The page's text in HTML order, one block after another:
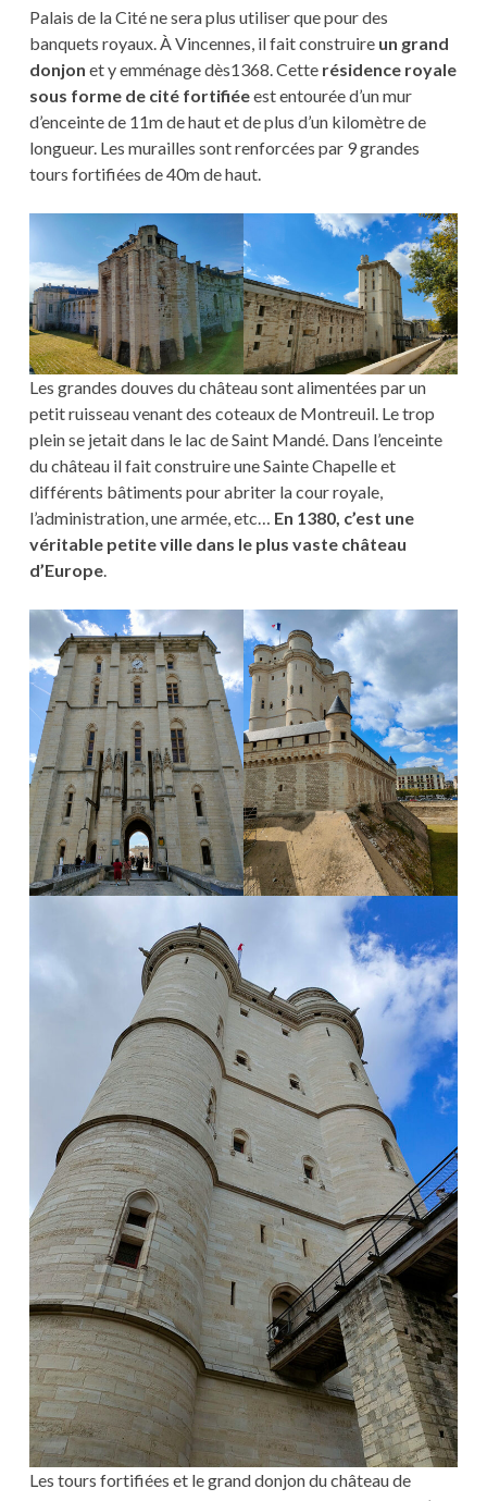
Palais de la Cité ne sera plus utiliser que pour des
banquets royaux. À Vincennes, il fait construire un grand
donjon et y emménage dès1368. Cette résidence royale
sous forme de cité fortifiéeest entourée d’un mur
d’enceinte de 11m de haut et de plus d’un kilomètre de
longueur. Les murailles sont renforcées par 9 grandes
tours fortifiées de 40m de haut.
Les grandes douves du château sont alimentées par un
petit ruisseau venant des coteaux de Montreuil. Le trop
plein se jetait dans le lac de Saint Mandé. Dans l’enceinte
du château il fait construire une Sainte Chapelle et
différents bâtiments pour abriter la cour royale,
l’administration, une armée, etc… En 1380, c’est une
véritable petite ville dans le plus vaste château
d’Europe.
Les tours fortifiées et le grand donjon du château de